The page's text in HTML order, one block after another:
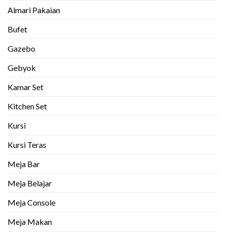
Almari Pakaian
Bufet
Gazebo
Gebyok
Kamar Set
Kitchen Set
Kursi
Kursi Teras
Meja Bar
Meja Belajar
Meja Console
Meja Makan